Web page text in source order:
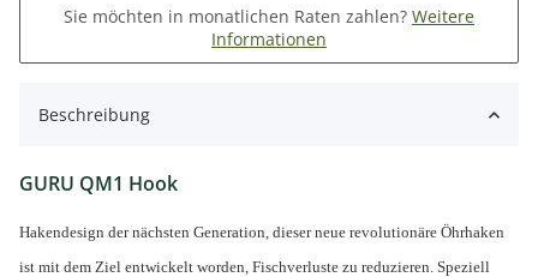
Sie möchten in monatlichen Raten zahlen? Weitere
Informationen
Beschreibung
GURU QM1 Hook
Hakendesign der nächsten Generation, dieser neue revolutionäre Öhrhaken
ist mit dem Ziel entwickelt worden, Fischverluste zu reduzieren. Speziell